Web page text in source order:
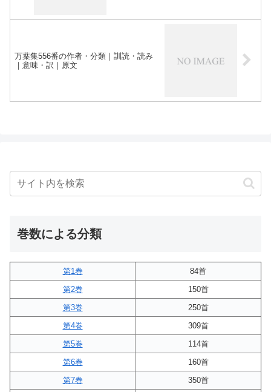
万葉集556番の作者・分類｜訓読・読み
｜意味・訳｜原文
巻数による分類
第1巻
84首
第2巻
150首
第3巻
250首
第4巻
309首
第5巻
114首
第6巻
160首
第7巻
350首